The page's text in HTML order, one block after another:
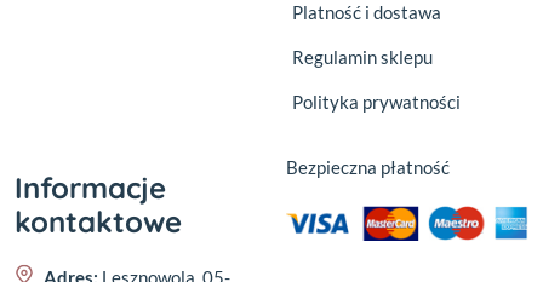
Platność i dostawa
Regulamin sklepu
Polityka prywatności
Informacje
kontaktowe
Adres: Lesznowola, 05-
Bezpieczna płatność